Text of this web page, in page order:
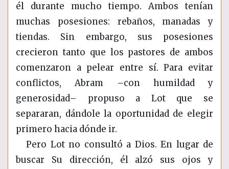
él durante mucho tiempo. Ambos tenían
muchas posesiones: rebaños, manadas y
tiendas. Sin embargo, sus posesiones
crecieron tanto que los pastores de ambos
comenzaron a pelear entre sí. Para evitar
conflictos, Abram –con humildad y
generosidad– propuso a Lot que se
separaran, dándole la oportunidad de elegir
primero hacia dónde ir.
Pero Lot no consultó a Dios. En lugar de
buscar Su dirección, él alzó sus ojos y